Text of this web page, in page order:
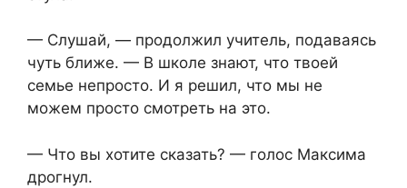
— Слушай, — продолжил учитель,⁨ подаваясь
чуть ближе. — В школе знают, что твоей
семье непросто. И я решил, что мы не
можем просто смотреть на это.
— Что вы хотите сказать? — голос Максима
дрогнул.